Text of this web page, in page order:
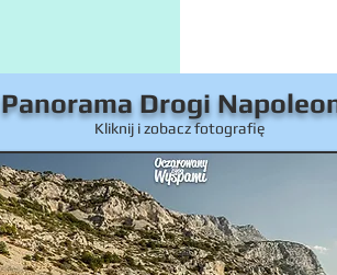
Panorama Drogi
Kliknij i zobacz fotografię